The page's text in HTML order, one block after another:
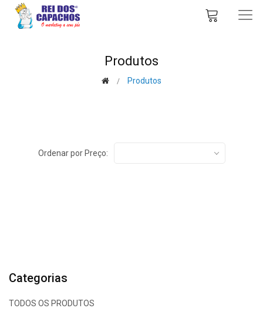
Produtos
Produtos
Categorias
TODOS OS PRODUTOS
Ordenar por Preço: